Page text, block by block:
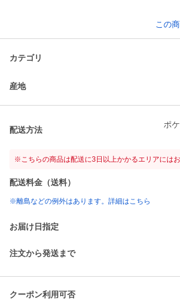
この
カテゴリ
産地
配送方法
ポ
※こちらの商品は配送に3日以上かかるエリアには
配送料金（送料）
※離島などの例外はあります。詳細はこちら
お届け日指定
注文から発送まで
クーポン利用可否